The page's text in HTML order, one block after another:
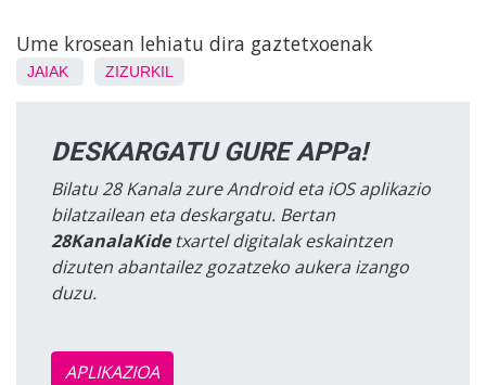
Ume krosean lehiatu dira gaztetxoenak
JAIAK ZIZURKIL
DESKARGATU GURE APPa!
Bilatu 28 Kanala zure Android eta iOS aplikazio
bilatzailean eta deskargatu. Bertan
28KanalaKidetxartel digitalak eskaintzen
dizuten abantailez gozatzeko aukera izango
duzu.
APLIKAZIOA